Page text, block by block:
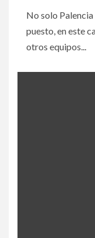
No solo
puesto, en este
otros equipos...